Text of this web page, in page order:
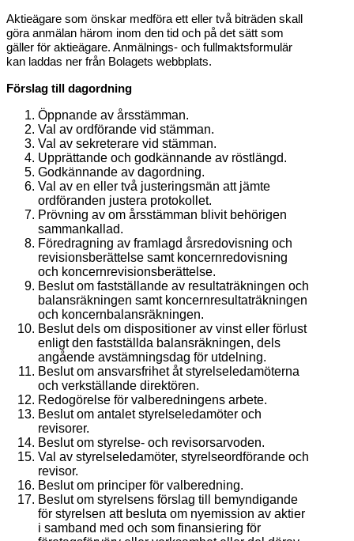
Aktieägare som önskar medföra ett eller två biträden skall
göra anmälan härom inom den tid och på det sätt som
gäller för aktieägare. Anmälnings- och fullmaktsformulär
kan laddas ner från Bolagets webbplats.
Förslag till dagordning
Öppnande av årsstämman.
Val av ordförande vid stämman.
Val av sekreterare vid stämman.
Upprättande och godkännande av röstlängd.
Godkännande av dagordning.
Val av en eller två justeringsmän att jämte
ordföranden justera protokollet.
Prövning av om årsstämman blivit behörigen
sammankallad.
Föredragning av framlagd årsredovisning och
revisionsberättelse samt koncernredovisning
och koncernrevisionsberättelse.
Beslut om fastställande av resultaträkningen och
balansräkningen samt koncernresultaträkningen
och koncernbalansräkningen.
Beslut dels om dispositioner av vinst eller förlust
enligt den fastställda balansräkningen, dels
angående avstämningsdag för utdelning.
Beslut om ansvarsfrihet åt styrelseledamöterna
och verkställande direktören.
Redogörelse för valberedningens arbete.
Beslut om antalet styrelseledamöter och
revisorer.
Beslut om styrelse- och revisorsarvoden.
Val av styrelseledamöter, styrelseordförande och
revisor.
Beslut om principer för valberedning.
Beslut om styrelsens förslag till bemyndigande
för styrelsen att besluta om nyemission av aktier
i samband med och som finansiering för